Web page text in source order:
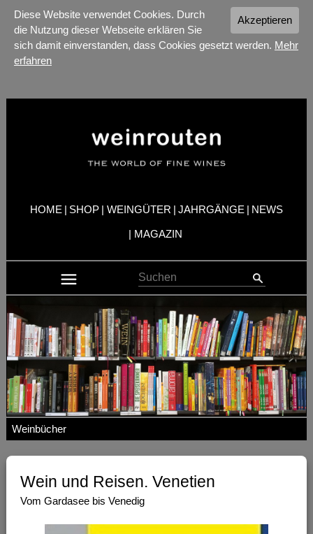
Akzeptieren
Diese Website verwendet Cookies. Durch
die Nutzung dieser Webseite erklären Sie
sich damit einverstanden, dass Cookies gesetzt werden. Mehr
erfahren
HOME | SHOP | WEINGÜTER | JAHRGÄNGE | NEWS
| MAGAZIN
Weinbücher
Wein und Reisen. Venetien
Vom Gardasee bis Venedig